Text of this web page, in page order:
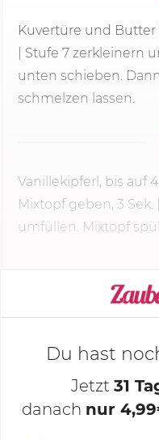
Kuvertüre und
Stufe 7 zerkleinern
unten schieben.
schmelzen lassen.
Vanillekipferl, bis auf
Mixtopf geben, 3 Sek.
umfüllen. Mixtopf
Deine Notizen
Du hast
Jetzt 31
danach nur